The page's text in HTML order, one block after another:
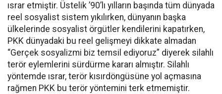
ısrar etmiştir. Üstelik ’90’lı yılların başında tüm dünyada
reel sosyalist sistem yıkılırken, dünyanın başka
ülkelerinde sosyalist örgütler kendilerini kapatırken,
PKK dünyadaki bu reel gelişmeyi dikkate almadan
“Gerçek sosyalizmi biz temsil ediyoruz” diyerek silahlı
terör eylemlerini sürdürme kararı almıştır. Silahlı
yöntemde ısrar, terör kısırdöngüsüne yol açmasına
rağmen PKK bu terör yöntemini terk etmemiştir.